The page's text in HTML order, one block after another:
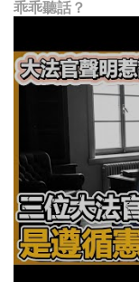
乖乖聽話？